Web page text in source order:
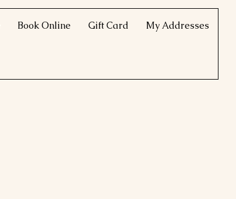
Book Online Gift Card My Addresses